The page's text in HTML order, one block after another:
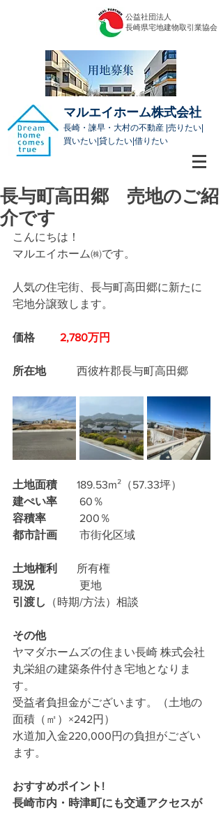
公益社団法人
​長崎県宅地建物取引業協会
マルエイホーム株式会社
長崎・諫早・大村の不動産 |売りたい|
買いたい|貸したい|借りたい
長与町高田郷 売地のご紹
介です
こんにちは！
マルエイホーム㈱です。
人気の住宅街、長与町高田郷に新たに
宅地分譲致します。
価格 2,780万円
所在地 西彼杵郡長与町高田郷
土地面積 189.53m²（57.33坪）
建ぺい率 60％
容積率 200％
都市計画 市街化区域
土地権利
所有権
現況 更地
引渡し
（時期/方法）相談
その他
ヤマダホームズの住まい長崎 株式会社
丸栄組の建築条件付き宅地となりま
す。
受益者負担金がございます。（土地の
面積（㎡）×242円）
水道加入金220,000円の負担がござい
ます。
おすすめポイント!
​長崎市内・時津町にも交通アクセスが